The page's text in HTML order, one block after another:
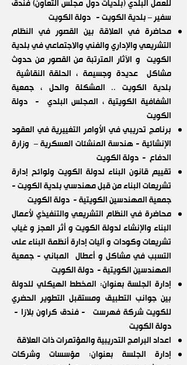
للعمل البلدي (بلديات دول مجلس التعاون) فندق
سفير – بلدية الكويت - دولة الكويت
محاضرة في العلاقة بين القصور في النظام
التشريعي والإداري والفني والاجتماعي في بلدية
الكويت و الآثار المترتبة من القصور من حدوث
مشاكل عديدة وجسيمة ، الحلقة النقاشية
بلدية الكويت .. المشكلة والحل ، جمعية
الشفافية الكويتية ، المجلس البلدي - دولة
الكويت
برنامج تدريبي في الأوامر التغييرية في العقود
الإنشائية - هندسة المنشئات العسكرية – وزارة
الدفاع - دولة الكويت
تقييم قانون البناء لدولة الكويت ولوائح إدارة
تشريعات البناء من قبل مهندسي بلدية الكويت -
جمعية المهندسين الكويتية - دولة الكويت
محاضرة في النظام التشريعي والتنفيذي لأعمال
البناء والإنشاء لدولة الكويت و أثر العجز و غياب
تشريعات وكودات و آليات إدارة أنظمة البناء على
التسبب في مشاكل و أعطال المباني - جمعية
المهندسين الكويتية - دولة الكويت
إدارة الجلسة بعنوان: المخطط الهيكلي للدولة
بين جوانب التطبيق ومستقبل التطوير الحضري
للكويت شركة فهرست - فندق كراون بلازا -
دولة الكويت
اعداد البرامج التدريبية والمؤتمرات ذات العلاقة
إدارة الجلسة بعنوان: مؤسسات وشركات